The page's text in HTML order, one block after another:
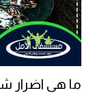
ما هي اضرار